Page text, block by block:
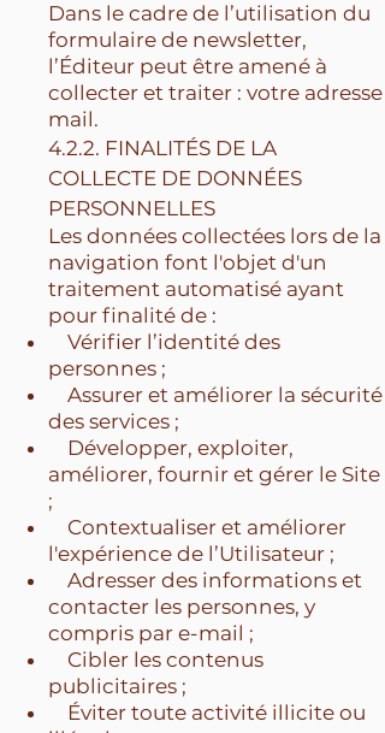
Dans le cadre de l’utilisation du
formulaire de newsletter,
l’Éditeur peut être amené à
collecter et traiter : votre adresse
mail.
4.2.2. FINALITÉS DE LA
COLLECTE DE DONNÉES
PERSONNELLES
Les données collectées lors de la
navigation font l'objet d'un
traitement automatisé ayant
pour finalité de :
Vérifier l’identité des
personnes ;
Assurer et améliorer la sécurité
des services ;
Développer, exploiter,
améliorer, fournir et gérer le Site
;
Contextualiser et améliorer
l'expérience de l’Utilisateur ;
Adresser des informations et
contacter les personnes, y
compris par e-mail ;
Cibler les contenus
publicitaires ;
Éviter toute activité illicite ou